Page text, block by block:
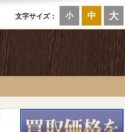
文字サイズ： 小 中 大